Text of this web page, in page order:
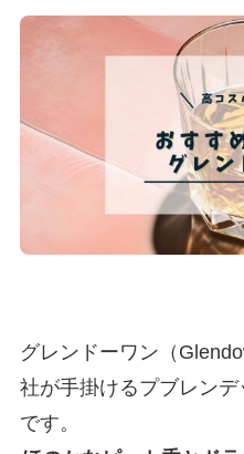
グレンドーワン（
社が手掛けるプブレン
です。